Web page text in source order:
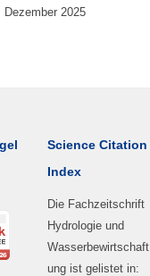
Dezember 2025
Science Citation
Index
Die Fachzeitschrift
Hydrologie und
Wasserbewirtschaft
ung ist gelistet in: